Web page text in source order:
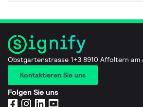
Obstgartenstrasse 1+3 8910 Affoltern am
Kontaktieren Sie uns
Folgen Sie uns